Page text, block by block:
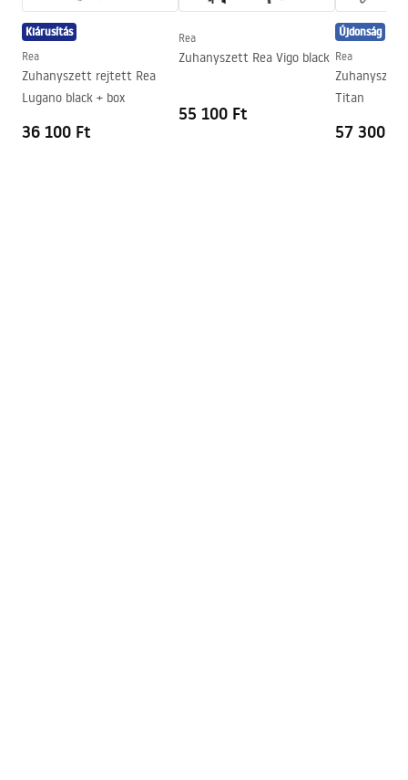
Magasság
Univerzális
Garancia
Kiárusítás
Rea
Zuhanyszett rejtett Rea
Lugano black + box
36 100 Ft
Rea
Zuhanyszett Rea Vigo black
55 100 Ft
Újdonság
Rea
Zuhanyszett
Titan
57 300 Ft